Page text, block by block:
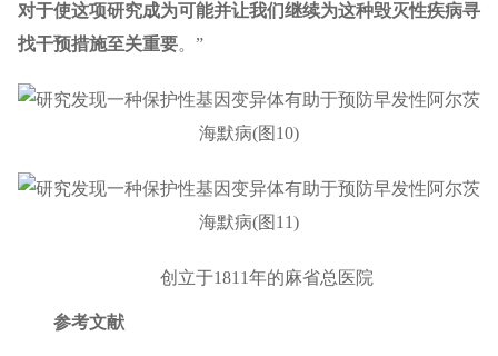
对于使这项研究成为可能并让我们继续为这种毁灭性疾病寻
找干预措施至关重要。”
创立于1811年的麻省总医院
参考文献